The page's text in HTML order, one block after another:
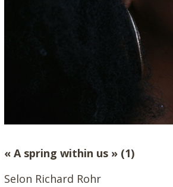
« A spring within us » (1)
Selon Richard Rohr